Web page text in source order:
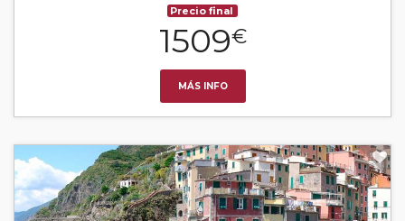
Precio final
1509€
MÁS INFO